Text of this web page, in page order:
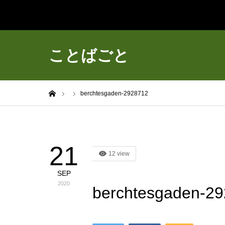
ことばごと
berchtesgaden-2928712
21
SEP
2020
12 view
berchtesgaden-